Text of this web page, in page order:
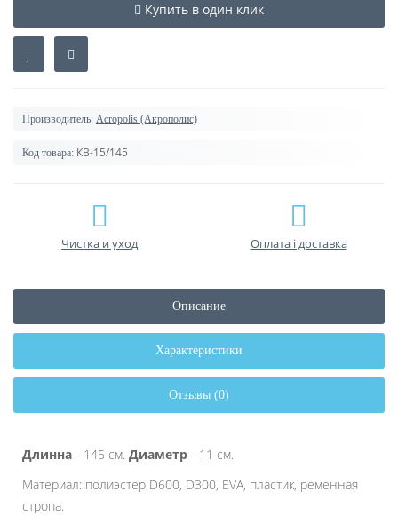
Купить в один клик
Производитель: Acropolis (Акрополис)
Код товара: КВ-15/145
Чистка и уход Оплата і доставка
Описание
Характеристики
Отзывы (0)
Длинна - 145 см. Диаметр - 11 см.
Материал: полиэстер D600, D300, EVA, пластик, ременная
стропа.